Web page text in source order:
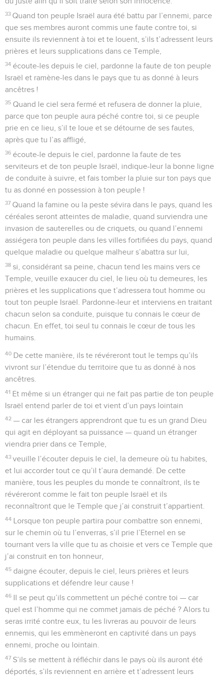
33 Quand ton peuple Israël aura été battu par l’ennemi, parce
que ses membres auront commis une faute contre toi, si
ensuite ils reviennent à toi et te louent, s’ils t’adressent leurs
prières et leurs supplications dans ce Temple,
34 écoute-les depuis le ciel, pardonne la faute de ton peuple
Israël et ramène-les dans le pays que tu as donné à leurs
ancêtres !
35 Quand le ciel sera fermé et refusera de donner la pluie,
parce que ton peuple aura péché contre toi, si ce peuple
prie en ce lieu, s’il te loue et se détourne de ses fautes,
après que tu l’as affligé,
36 écoute-le depuis le ciel, pardonne la faute de tes
serviteurs et de ton peuple Israël, indique-leur la bonne ligne
de conduite à suivre, et fais tomber la pluie sur ton pays que
tu as donné en possession à ton peuple !
37 Quand la famine ou la peste sévira dans le pays, quand les
céréales seront atteintes de maladie, quand surviendra une
invasion de sauterelles ou de criquets, ou quand l’ennemi
assiégera ton peuple dans les villes fortifiées du pays, quand
quelque maladie ou quelque malheur s’abattra sur lui,
38 si, considérant sa peine, chacun tend les mains vers ce
Temple, veuille exaucer du ciel, le lieu où tu demeures, les
prières et les supplications que t’adressera tout homme ou
tout ton peuple Israël. Pardonne-leur et interviens en traitant
chacun selon sa conduite, puisque tu connais le cœur de
chacun. En effet, toi seul tu connais le cœur de tous les
humains.
40 De cette manière, ils te révéreront tout le temps qu’ils
vivront sur l’étendue du territoire que tu as donné à nos
ancêtres.
41 Et même si un étranger qui ne fait pas partie de ton peuple
Israël entend parler de toi et vient d’un pays lointain
42 — car les étrangers apprendront que tu es un grand Dieu
qui agit en déployant sa puissance — quand un étranger
viendra prier dans ce Temple,
43 veuille l’écouter depuis le ciel, la demeure où tu habites,
et lui accorder tout ce qu’il t’aura demandé. De cette
manière, tous les peuples du monde te connaîtront, ils te
révéreront comme le fait ton peuple Israël et ils
reconnaîtront que le Temple que j’ai construit t’appartient.
44 Lorsque ton peuple partira pour combattre son ennemi,
sur le chemin où tu l’enverras, s’il prie l’Eternel en se
tournant vers la ville que tu as choisie et vers ce Temple que
j’ai construit en ton honneur,
45 daigne écouter, depuis le ciel, leurs prières et leurs
supplications et défendre leur cause !
46 Il se peut qu’ils commettent un péché contre toi — car
quel est l’homme qui ne commet jamais de péché ? Alors tu
seras irrité contre eux, tu les livreras au pouvoir de leurs
ennemis, qui les emmèneront en captivité dans un pays
ennemi, proche ou lointain.
47 S’ils se mettent à réfléchir dans le pays où ils auront été
déportés, s’ils reviennent en arrière et t’adressent leurs